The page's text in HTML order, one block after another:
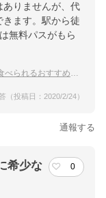
ありませんが、代
ます。駅から徒
無料パスがもら
めの温泉旅館をおしえて！
（投稿日：2020/2/24）
通報する
希少な
0